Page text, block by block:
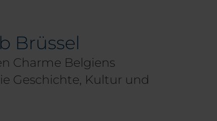
Brüssel
Charme Belgiens
Geschichte, Kultur und